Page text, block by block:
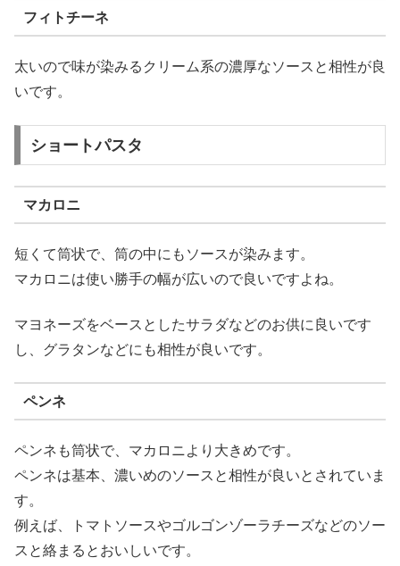
フィトチーネ
太いので味が染みるクリーム系の濃厚なソースと相性が良
いです。
ショートパスタ
マカロニ
短くて筒状で、筒の中にもソースが染みます。
マカロニは使い勝手の幅が広いので良いですよね。
マヨネーズをベースとしたサラダなどのお供に良いです
し、グラタンなどにも相性が良いです。
ペンネ
ペンネも筒状で、マカロニより大きめです。
ペンネは基本、濃いめのソースと相性が良いとされていま
す。
例えば、トマトソースやゴルゴンゾーラチーズなどのソー
スと絡まるとおいしいです。